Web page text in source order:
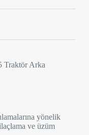
Traktör Arka
yönelik
ve üzüm